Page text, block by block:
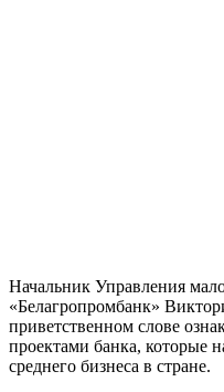
Начальник Управления
«Белагропромбанк»
приветственном слове
проектами банка, которые
среднего бизнеса в стране.